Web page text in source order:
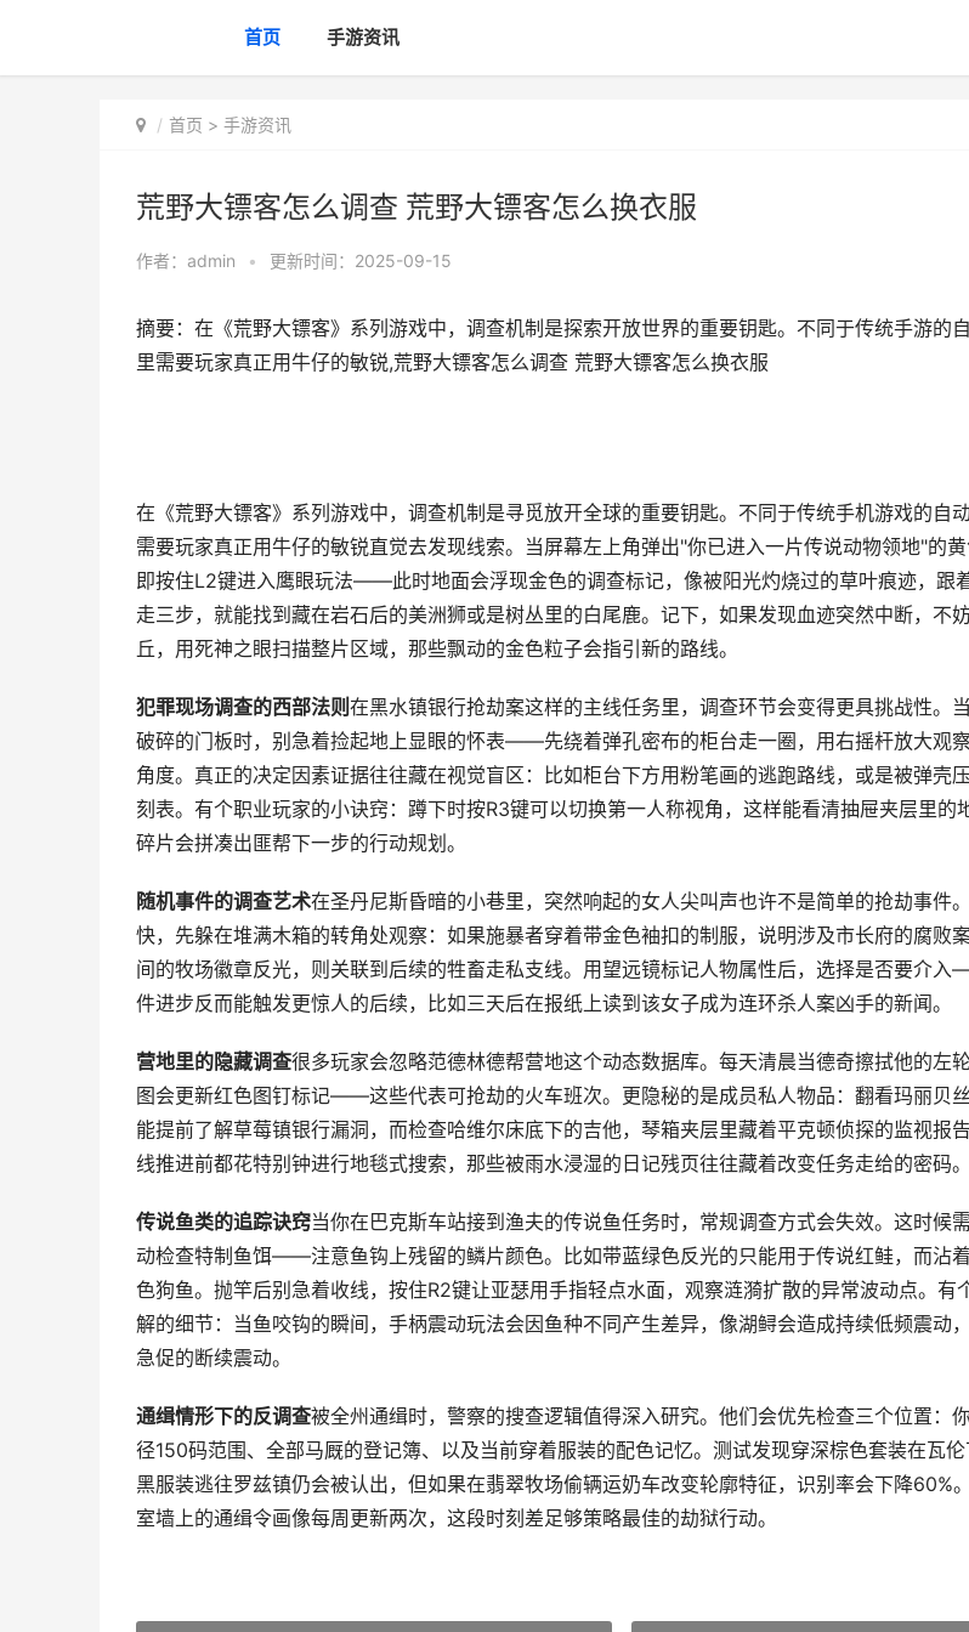
首页 手游资讯
首页 > 手游资讯
荒野大镖客怎么调查 荒野大镖客怎么换衣服
作者： admin • 更新时间：2025-09-15
摘要：在《荒野大镖客》系列游戏中，调查机制是探索开放世界的重要钥匙。不同于传统手游的
里需要玩家真正用牛仔的敏锐,荒野大镖客怎么调查 荒野大镖客怎么换衣服
在《荒野大镖客》系列游戏中，调查机制是寻觅放开全球的重要钥匙。不同于传统手机游戏的自
需要玩家真正用牛仔的敏锐直觉去发现线索。当屏幕左上角弹出"你已进入一片传说动物领地"的
即按住L2键进入鹰眼玩法——此时地面会浮现金色的调查标记，像被阳光灼烧过的草叶痕迹，跟
走三步，就能找到藏在岩石后的美洲狮或是树丛里的白尾鹿。记下，如果发现血迹突然中断，不
丘，用死神之眼扫描整片区域，那些飘动的金色粒子会指引新的路线。
犯罪现场调查的西部法则在黑水镇银行抢劫案这样的主线任务里，调查环节会变得更具挑战性。
破碎的门板时，别急着捡起地上显眼的怀表——先绕着弹孔密布的柜台走一圈，用右摇杆放大观
角度。真正的决定因素证据往往藏在视觉盲区：比如柜台下方用粉笔画的逃跑路线，或是被弹壳
刻表。有个职业玩家的小诀窍：蹲下时按R3键可以切换第一人称视角，这样能看清抽屉夹层里的
碎片会拼凑出匪帮下一步的行动规划。
随机事件的调查艺术在圣丹尼斯昏暗的小巷里，突然响起的女人尖叫声也许不是简单的抢劫事件
快，先躲在堆满木箱的转角处观察：如果施暴者穿着带金色袖扣的制服，说明涉及市长府的腐败
间的牧场徽章反光，则关联到后续的牲畜走私支线。用望远镜标记人物属性后，选择是否要介
件进步反而能触发更惊人的后续，比如三天后在报纸上读到该女子成为连环杀人案凶手的新闻。
营地里的隐藏调查很多玩家会忽略范德林德帮营地这个动态数据库。每天清晨当德奇擦拭他的左
图会更新红色图钉标记——这些代表可抢劫的火车班次。更隐秘的是成员私人物品：翻看玛丽贝
能提前了解草莓镇银行漏洞，而检查哈维尔床底下的吉他，琴箱夹层里藏着平克顿侦探的监视报
线推进前都花特别钟进行地毯式搜索，那些被雨水浸湿的日记残页往往藏着改变任务走给的密码。
传说鱼类的追踪诀窍当你在巴克斯车站接到渔夫的传说鱼任务时，常规调查方式会失效。这时候
动检查特制鱼饵——注意鱼钩上残留的鳞片颜色。比如带蓝绿色反光的只能用于传说红鲑，而沾
色狗鱼。抛竿后别急着收线，按住R2键让亚瑟用手指轻点水面，观察涟漪扩散的异常波动点。有
解的细节：当鱼咬钩的瞬间，手柄震动玩法会因鱼种不同产生差异，像湖鲟会造成持续低频震动
急促的断续震动。
通缉情形下的反调查被全州通缉时，警察的搜查逻辑值得深入研究。他们会优先检查三个位置：
径150码范围、全部马厩的登记簿、以及当前穿着服装的配色记忆。测试发现穿深棕色套装在瓦
黑服装逃往罗兹镇仍会被认出，但如果在翡翠牧场偷辆运奶车改变轮廓特征，识别率会下降60%
室墙上的通缉令画像每周更新两次，这段时刻差足够策略最佳的劫狱行动。